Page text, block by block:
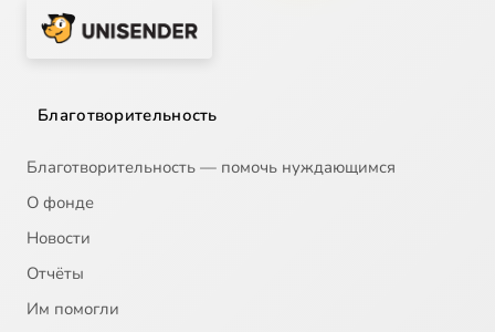
Благотворительность
Благотворительность — помочь нуждающимся
О фонде
Новости
Отчёты
Им помогли